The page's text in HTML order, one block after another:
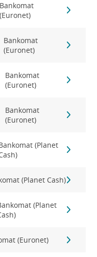
Bankomat
(Euronet)
Bankomat
(Euronet)
Bankomat
(Euronet)
Bankomat
(Euronet)
(Planet
(Planet Cash)
(Planet
(Euronet)